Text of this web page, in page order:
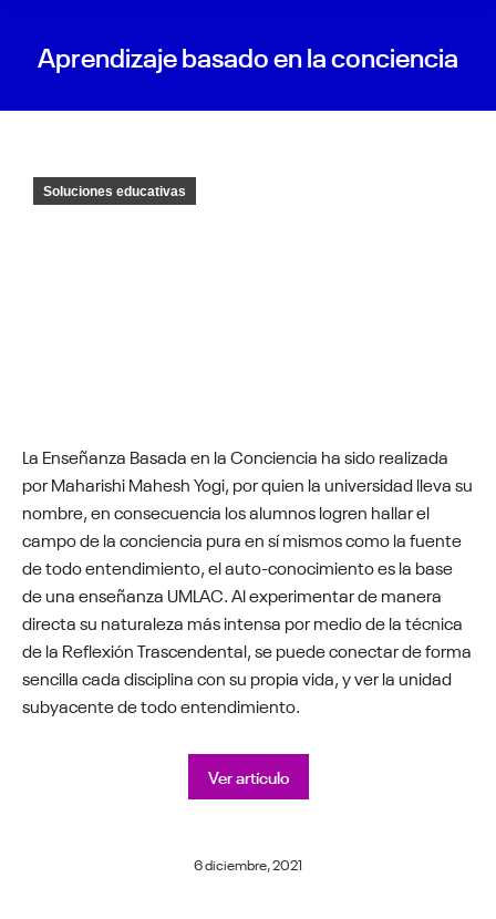
Aprendizaje basado en la conciencia
Soluciones educativas
La Enseñanza Basada en la Conciencia ha sido realizada
por Maharishi Mahesh Yogi, por quien la universidad lleva su
nombre, en consecuencia los alumnos logren hallar el
campo de la conciencia pura en sí mismos como la fuente
de todo entendimiento, el auto-conocimiento es la base
de una enseñanza UMLAC. Al experimentar de manera
directa su naturaleza más intensa por medio de la técnica
de la Reflexión Trascendental, se puede conectar de forma
sencilla cada disciplina con su propia vida, y ver la unidad
subyacente de todo entendimiento.
Ver artículo
6 diciembre, 2021